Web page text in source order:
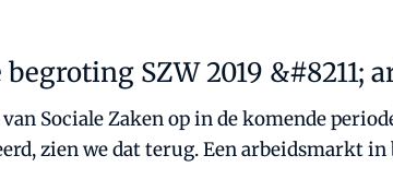
SZW 2019 &#8211;
Sociale Zaken op in de komende
zien we dat terug. Een arbeidsmarkt